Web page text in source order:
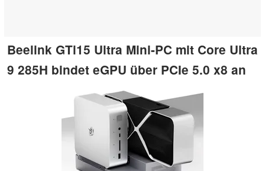
Beelink GTi15 Ultra Mini-PC mit Core Ultra
9 285H bindet eGPU über PCIe 5.0 x8 an